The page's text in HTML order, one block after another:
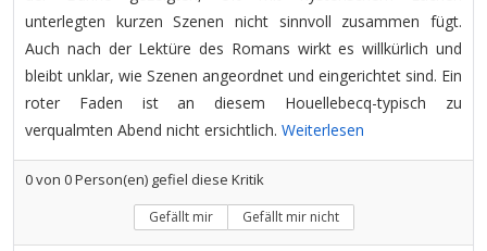
unterlegten kurzen Szenen nicht sinnvoll zusammen fügt.
Auch nach der Lektüre des Romans wirkt es willkürlich und
bleibt unklar, wie Szenen angeordnet und eingerichtet sind. Ein
roter Faden ist an diesem Houellebecq-typisch zu
verqualmten Abend nicht ersichtlich. Weiterlesen
0von 0Person(en) gefiel diese Kritik
Gefällt mir Gefällt mir nicht